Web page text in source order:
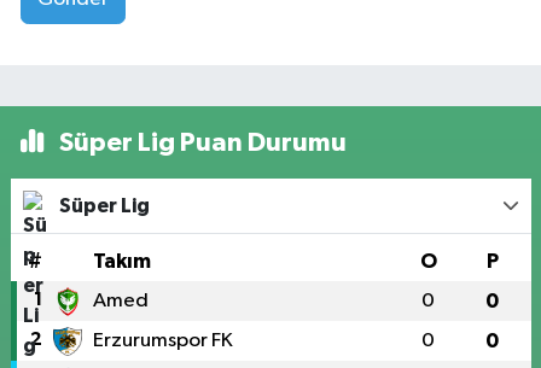
Süper Lig Puan Durumu
Süper Lig
# Takım O P
1 Amed 0 0
2 Erzurumspor FK 0 0